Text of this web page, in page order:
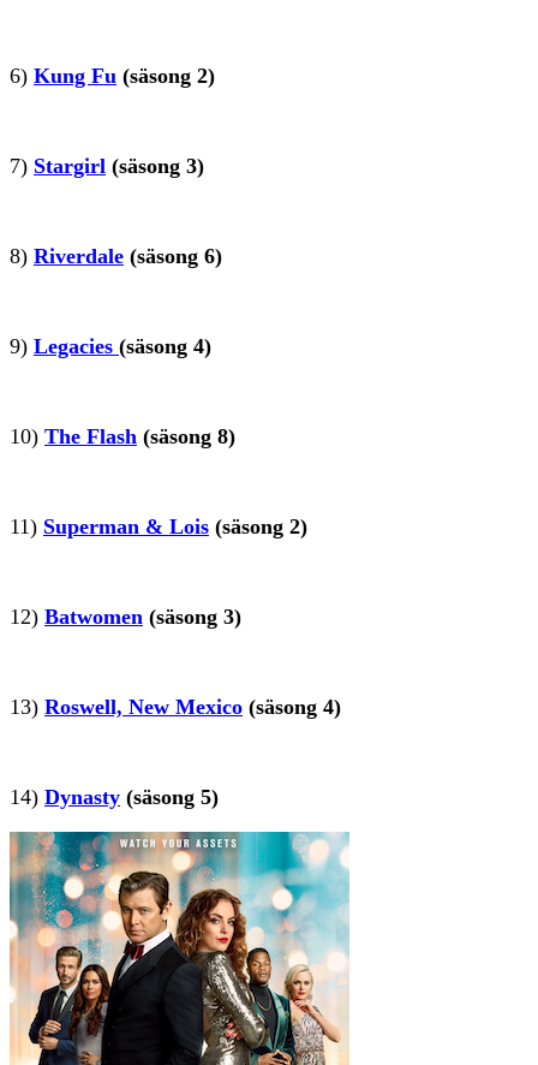
6) Kung Fu (säsong 2)
7) Stargirl (säsong 3)
8) Riverdale (säsong 6)
9) Legacies (säsong 4)
10) The Flash (säsong 8)
11) Superman & Lois (säsong 2)
12) Batwomen (säsong 3)
13) Roswell, New Mexico (säsong 4)
14) Dynasty (säsong 5)